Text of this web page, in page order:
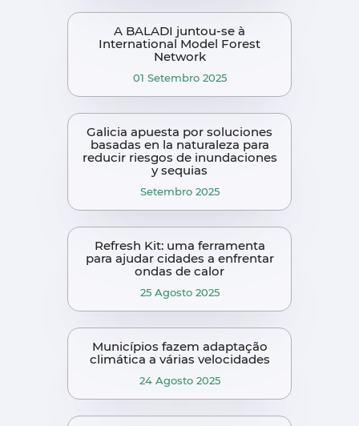
A BALADI juntou-se à
International Model Forest
Network
01 Setembro 2025
Galicia apuesta por soluciones
basadas en la naturaleza para
reducir riesgos de inundaciones
y sequias
Setembro 2025
Refresh Kit: uma ferramenta
para ajudar cidades a enfrentar
ondas de calor
25 Agosto 2025
Municípios fazem adaptação
climática a várias velocidades
24 Agosto 2025